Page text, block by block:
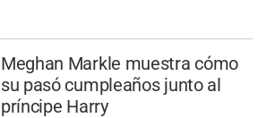
Meghan Markle muestra cómo
su pasó cumpleaños junto al
príncipe Harry